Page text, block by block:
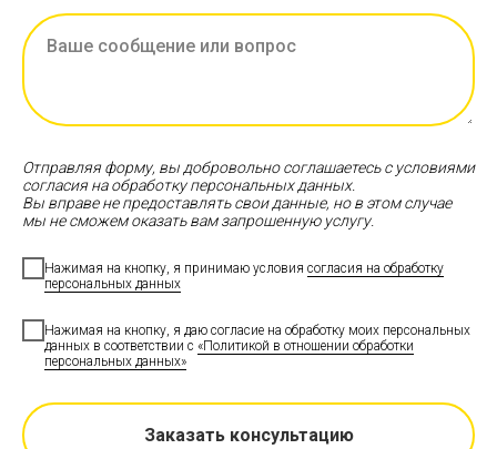
Отправляя форму, вы добровольно соглашаетесь с условиями
согласия на обработку персональных данных.
Вы вправе не предоставлять свои данные, но в этом случае
мы не сможем оказать вам запрошенную услугу.
Нажимая на кнопку, я принимаю условия согласия на обработку
персональных данных
Нажимая на кнопку, я даю согласие на обработку моих персональных
данных в соответствии с «Политикой в отношении обработки
персональных данных»
Заказать консультацию